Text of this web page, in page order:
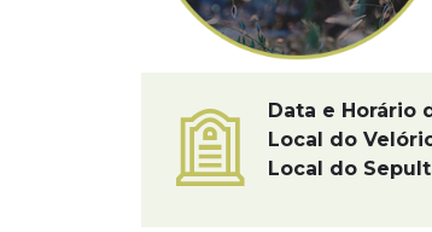
Data e Horário
Local do
Local do